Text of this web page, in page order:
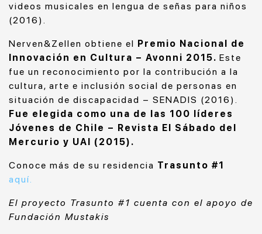
videos musicales en lengua de señas para niños
(2016).
Nerven&Zellen obtiene el Premio Nacional de
Innovación en Cultura – Avonni 2015. Este
fue un reconocimiento por la contribución a la
cultura, arte e inclusión social de personas en
situación de discapacidad – SENADIS (2016).
Fue elegida como una de las 100 líderes
Jóvenes de Chile – Revista El Sábado del
Mercurio y UAI (2015).
Conoce más de su residencia Trasunto #1
aquí.
El proyecto Trasunto #1 cuenta con el apoyo de
Fundación Mustakis